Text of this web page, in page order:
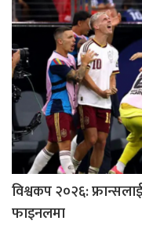
विश्वकप २०२६:
फाइनलमा